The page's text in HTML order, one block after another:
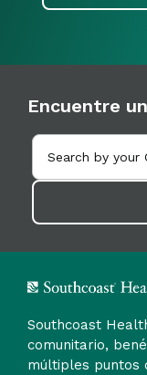
Encuentre
Southcoast
comunitario,
múltiples puntos